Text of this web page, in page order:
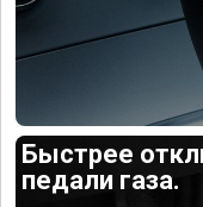
Быстрее
педали газа.